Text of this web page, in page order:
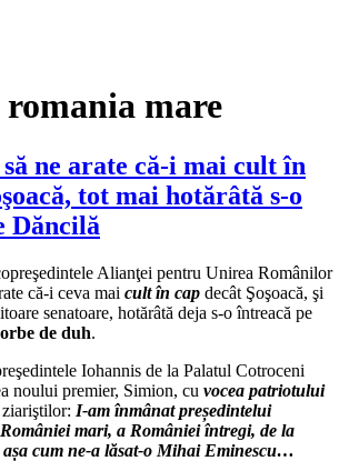
romania mare
ne arate că-i mai cult în
tot mai hotărâtă s-o
Dăncilă
Alianţei pentru Unirea Românilor
că-i ceva mai cult în cap decât Şoşoacă, şi
senatoare, hotărâtă deja s-o întreacă pe
de duh.
Iohannis de la Palatul Cotroceni
noului premier, Simion, cu vocea patriotului
ziariştilor: I-am înmânat președintelui
mari, a României întregi, de la
așa cum ne-a lăsat-o Mihai Eminescu…